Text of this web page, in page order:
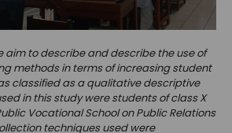
aim to describe and describe the use of
methods in terms of increasing student
classified as a qualitative descriptive
in this study were students of class X
Vocational School on Public Relations
techniques used were